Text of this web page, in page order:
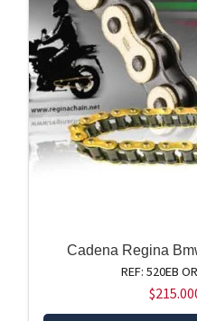
Cadena Regina
REF: 520EB
$